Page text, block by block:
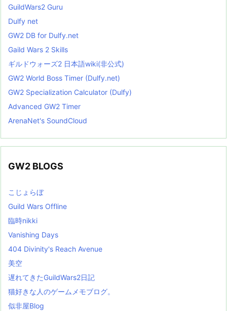
GuildWars2 Guru
Dulfy net
GW2 DB for Dulfy.net
Gaild Wars 2 Skills
ギルドウォーズ2 日本語wiki(非公式)
GW2 World Boss Timer (Dulfy.net)
GW2 Specialization Calculator (Dulfy)
Advanced GW2 Timer
ArenaNet's SoundCloud
GW2 BLOGS
こじょらぼ
Guild Wars Offline
臨時nikki
Vanishing Days
404 Divinity's Reach Avenue
美空
遅れてきたGuildWars2日記
猫好きな人のゲームメモブログ。
似非屋Blog